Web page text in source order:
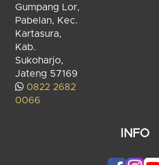
Gumpang Lor,
Pabelan, Kec.
Kartasura,
Kab.
Sukoharjo,
Jateng 57169
0822 2682
0066
INFO